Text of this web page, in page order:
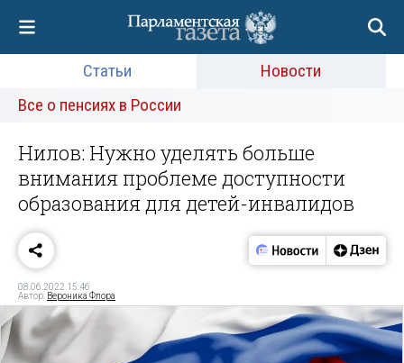
Статьи
Новости
Все о пенсиях в России
Нилов: Нужно уделять больше
внимания проблеме доступности
образования для детей-инвалидов
08.06.2022 15:46
Автор: Вероника Флора